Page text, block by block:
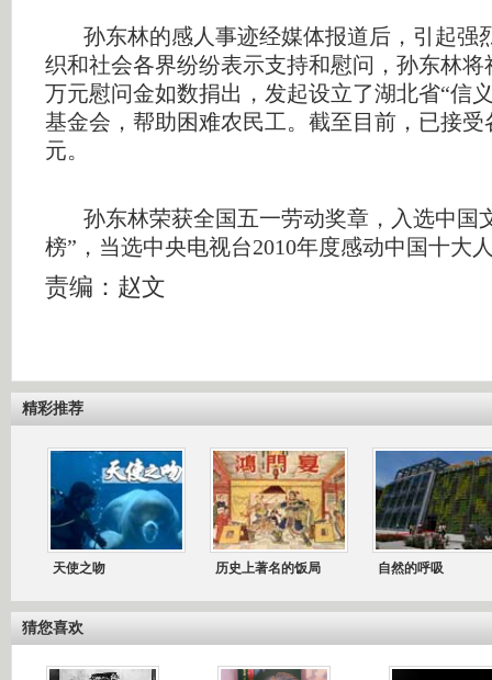
孙东林的感人事迹经媒体报道后，引起强
织和社会各界纷纷表示支持和慰问，孙东林将
万元慰问金如数捐出，发起设立了湖北省“信
基金会，帮助困难农民工。截至目前，已接受
元。
孙东林荣获全国五一劳动奖章，入选中国
榜”，当选中央电视台2010年度感动中国十大
责编：赵文
精彩推荐
天使之吻 历史上著名的饭局 自然的呼吸
猜您喜欢